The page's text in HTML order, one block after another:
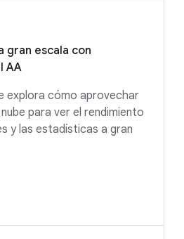
gran escala con
AA
explora cómo aprovechar
para ver el rendimiento
y las estadísticas a gran